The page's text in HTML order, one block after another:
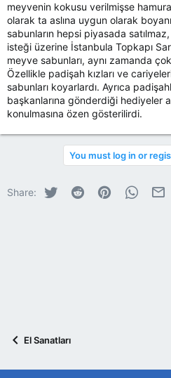
meyvenin kokusu verilmişse
olarak ta aslına uygun olarak
sabunların hepsi piyasada
isteği üzerine İstanbula Topkapı
meyve sabunları, aynı zamanda
Özellikle padişah kızları ve
sabunları koyarlardı. Ayrıca
başkanlarına gönderdiği hediyeler
konulmasına özen gösterilirdi.
You must log in or
Share: Twitter Reddit Pinterest
El Sanatları